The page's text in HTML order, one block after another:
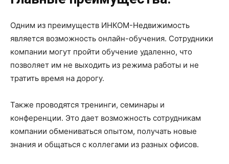
Одним из преимуществ ИНКОМ-Недвижимость
является возможность онлайн-обучения. Сотрудники
компании могут пройти обучение удаленно, что
позволяет им не выходить из режима работы и не
тратить время на дорогу.
Также проводятся тренинги, семинары и
конференции. Это дает возможность сотрудникам
компании обмениваться опытом, получать новые
знания и общаться с коллегами из разных офисов.